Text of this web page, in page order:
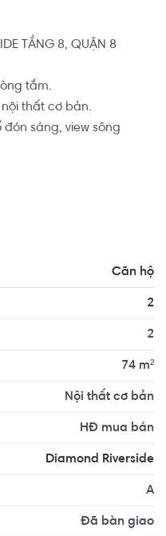
TẦNG 8, QUẬN 8
tắm.
thất cơ bản.
sáng, view sông
gian sống để mỗi người
về vật chất lẫn tinh
mang lại, thật sự dự
từng gia đình, từng
Căn hộ
2
2
74 m²
Nội thất cơ bản
HĐ mua bán
Diamond Riverside
A
Đã bàn giao